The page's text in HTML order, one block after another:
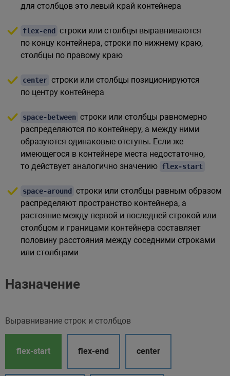
для столбцов это левый край контейнера
flex-end
строки или столбцы выравниваются
по концу контейнера, строки по нижнему краю,
столбцы по правому краю
center строки или столбцы позиционируются
по центру контейнера
space-between строки или столбцы равномерно
распределяются по контейнеру, а между ними
образуются одинаковые отступы. Если же
имеющегося в контейнере места недостаточно,
то действует аналогично значению flex-start
space-around
строки или столбцы равным образом
распределяют пространство контейнера, а
растояние между первой и последней строкой или
столбцом и границами контейнера составляет
половину расстояния между соседними строками
или столбцами
Назначение
Выравнивание строк и столбцов
flex-start flex-end center